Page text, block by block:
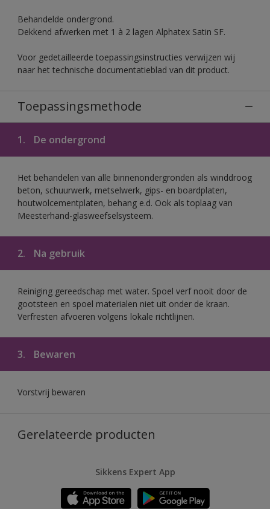
Behandelde ondergrond.
Dekkend afwerken met 1 à 2 lagen Alphatex Satin SF.
Voor gedetailleerde toepassingsinstructies verwijzen wij
naar het technische documentatieblad van dit product.
Toepassingsmethode
1. De ondergrond
Het behandelen van alle binnenondergronden als winddroog
beton, schuurwerk, metselwerk, gips- en boardplaten,
houtwolcementplaten, behang e.d. Ook als toplaag van
Meesterhand-glasweefselsysteem.
2. Na gebruik
Reiniging gereedschap met water. Spoel verf nooit door de
gootsteen en spoel materialen niet uit onder de kraan.
Verfresten afvoeren volgens lokale richtlijnen.
3. Bewaren
Vorstvrij bewaren
Gerelateerde producten
Sikkens Expert App